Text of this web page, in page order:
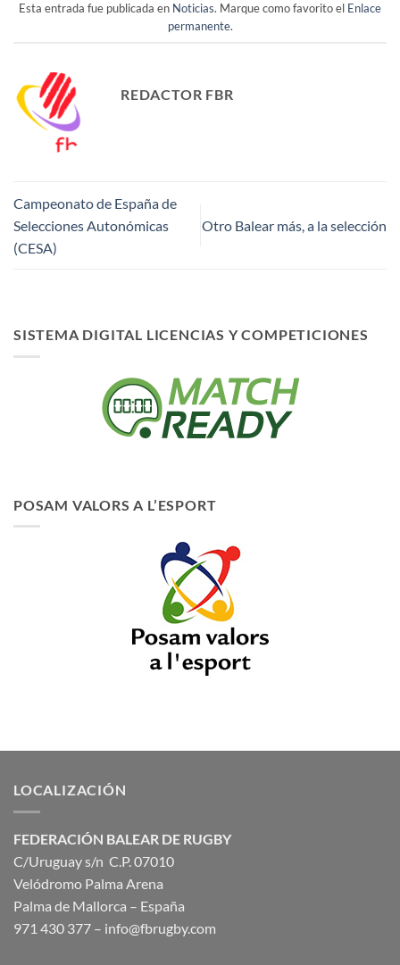
Esta entrada fue publicada en Noticias. Marque como favorito el Enlace
permanente.
REDACTOR FBR
Campeonato de España de
Selecciones Autonómicas
(CESA)
Otro Balear más, a la selección
SISTEMA DIGITAL LICENCIAS Y COMPETICIONES
POSAM VALORS A L’ESPORT
LOCALIZACIÓN
FEDERACIÓN BALEAR DE RUGBY
C/Uruguay s/n C.P. 07010
Velódromo Palma Arena
Palma de Mallorca – España
971 430 377 – info@fbrugby.com